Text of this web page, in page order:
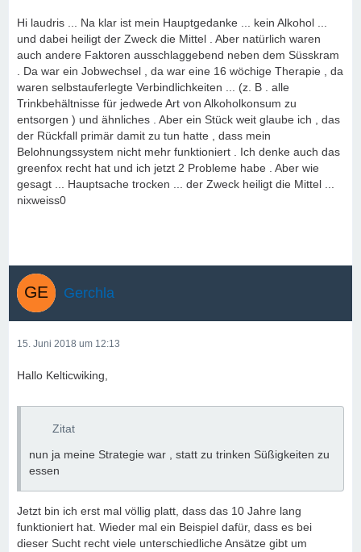
Hi laudris ... Na klar ist mein Hauptgedanke ... kein Alkohol ...
und dabei heiligt der Zweck die Mittel . Aber natürlich waren
auch andere Faktoren ausschlaggebend neben dem Süsskram
. Da war ein Jobwechsel , da war eine 16 wöchige Therapie , da
waren selbstauferlegte Verbindlichkeiten ... (z. B . alle
Trinkbehältnisse für jedwede Art von Alkoholkonsum zu
entsorgen ) und ähnliches . Aber ein Stück weit glaube ich , das
der Rückfall primär damit zu tun hatte , dass mein
Belohnungssystem nicht mehr funktioniert . Ich denke auch das
greenfox recht hat und ich jetzt 2 Probleme habe . Aber wie
gesagt ... Hauptsache trocken ... der Zweck heiligt die Mittel ...
nixweiss0
Gerchla
15. Juni 2018 um 12:13
Hallo Kelticwiking,
Zitat
nun ja meine Strategie war , statt zu trinken Süßigkeiten zu
essen
Jetzt bin ich erst mal völlig platt, dass das 10 Jahre lang
funktioniert hat. Wieder mal ein Beispiel dafür, dass es bei
dieser Sucht recht viele unterschiedliche Ansätze gibt um